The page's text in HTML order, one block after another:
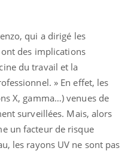
qui a dirigé les
ont des implications
du travail et la
» En effet, les
X, gamma…) venues de
surveillées. Mais, alors
un facteur de risque
les rayons UV ne sont pas